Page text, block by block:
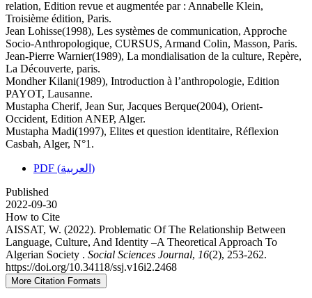
relation, Edition revue et augmentée par : Annabelle Klein,
Troisième édition, Paris.
Jean Lohisse(1998), Les systèmes de communication, Approche
Socio-Anthropologique, CURSUS, Armand Colin, Masson, Paris.
Jean-Pierre Warnier(1989), La mondialisation de la culture, Repère,
La Découverte, paris.
Mondher Kilani(1989), Introduction à l’anthropologie, Edition
PAYOT, Lausanne.
Mustapha Cherif, Jean Sur, Jacques Berque(2004), Orient-
Occident, Edition ANEP, Alger.
Mustapha Madi(1997), Elites et question identitaire, Réflexion
Casbah, Alger, N°1.
PDF (العربية)
Published
2022-09-30
How to Cite
AISSAT, W. (2022). Problematic Of The Relationship Between
Language, Culture, And Identity –A Theoretical Approach To
Algerian Society . Social Sciences Journal, 16(2), 253-262.
https://doi.org/10.34118/ssj.v16i2.2468
More Citation Formats